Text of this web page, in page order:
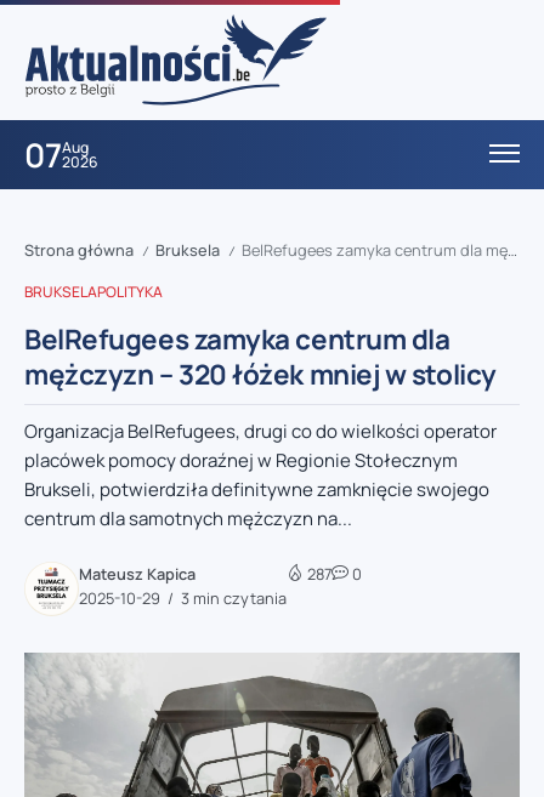
07Aug
2026
Strona główna / Bruksela / BelRefugees zamyka centrum dla mężczyzn – 320 łóżek mniej w stolicy
BRUKSELAPOLITYKA
BelRefugees zamyka centrum dla
mężczyzn – 320 łóżek mniej w stolicy
Organizacja BelRefugees, drugi co do wielkości operator
placówek pomocy doraźnej w Regionie Stołecznym
Brukseli, potwierdziła definitywne zamknięcie swojego
centrum dla samotnych mężczyzn na...
Mateusz Kapica
2025-10-29
3 min czytania
287 0